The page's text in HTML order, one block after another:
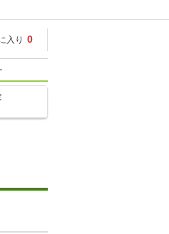
入り 0